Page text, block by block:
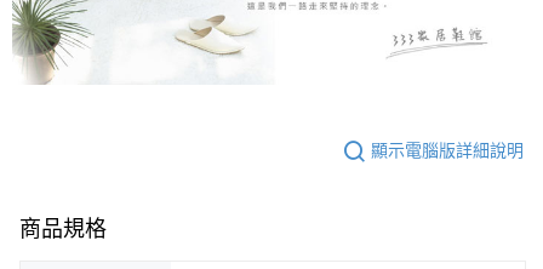
顯示電腦版詳細說明
商品規格